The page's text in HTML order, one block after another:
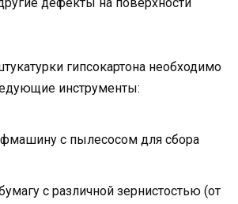
гипсокартона необходимо
инструменты:
с пылесосом для сбора
с различной зернистостью (от